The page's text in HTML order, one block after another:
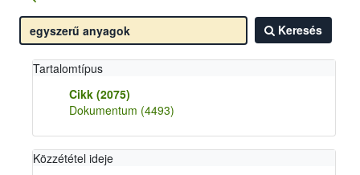
Keresés
Tartalomtípus
Cikk (2075)
Dokumentum (4493)
Közzététel ideje